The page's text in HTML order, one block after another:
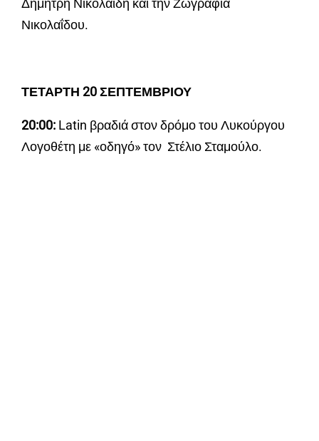
Δημήτρη Νικολαΐδη και την Ζωγραφιά
Νικολαΐδου.
ΤΕΤΑΡΤΗ 20 ΣΕΠΤΕΜΒΡΙΟΥ
20:00: Latin βραδιά στον δρόμο του Λυκούργου
Λογοθέτη με «οδηγό» τον Στέλιο Σταμούλο.